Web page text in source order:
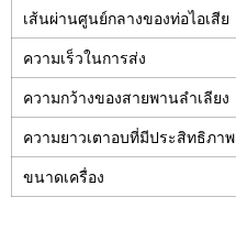
เส้นผ่านศูนย์กลางของท่อไอเสีย
ความเร็วในการส่ง
ความกว้างของสายพานลำเลียง
ความยาวเตาอบที่มีประสิทธิภาพ
ขนาดเครื่อง